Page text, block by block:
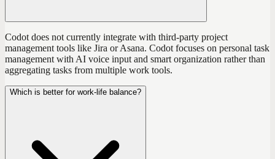
Codot does not currently integrate with third-party project
management tools like Jira or Asana. Codot focuses on personal task
management with AI voice input and smart organization rather than
aggregating tasks from multiple work tools.
Which is better for work-life balance?